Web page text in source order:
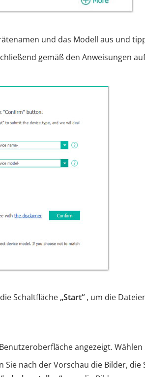
und das Modell aus und
gemäß den Anweisungen
Schaltfläche „Start“ , um die
angezeigt. Wählen
Sie nach der Vorschau die Bilder, die